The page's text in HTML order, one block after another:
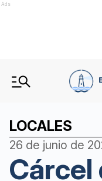
Ads
LOCALES
26 de junio de
Cárcel